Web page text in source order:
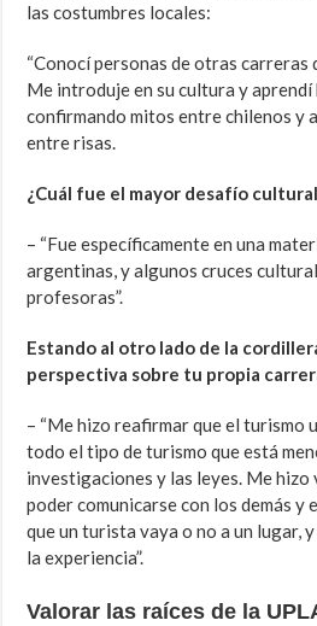
las costumbres locales:
“Conocí personas de otras carreras
Me introduje en su cultura y
confirmando mitos entre chilenos y
entre risas.
¿Cuál fue el mayor desafío
– “Fue específicamente en una
argentinas, y algunos cruces
profesoras”.
Estando al otro lado de la
perspectiva sobre tu propia
– “Me hizo reafirmar que el turismo
todo el tipo de turismo que está
investigaciones y las leyes. Me
poder comunicarse con los demás y
que un turista vaya o no a un lugar,
la experiencia”.
Valorar las raíces de la